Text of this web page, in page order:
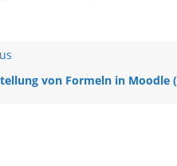
von Formeln in Moodle (A2, Anleitung)